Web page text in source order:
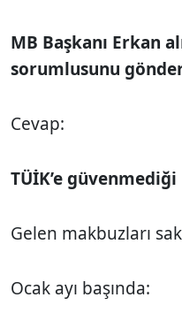
MB Başkanı Erkan
sorumlusunu
Cevap:
TÜİK’e
Gelen makbuzları
Ocak ayı başında: